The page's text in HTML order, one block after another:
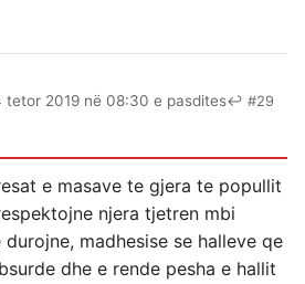
tetor 2019 në 08:30 e pasdites↩ #29
e masave te gjera te popullit
njera tjetren mbi
madhesise se halleve qe
dhe e rende pesha e hallit